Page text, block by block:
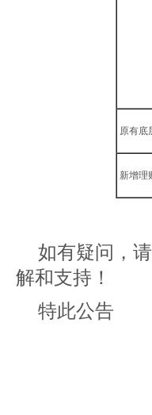
原有底
新增理
如有疑问，
解和支持！
特此公告